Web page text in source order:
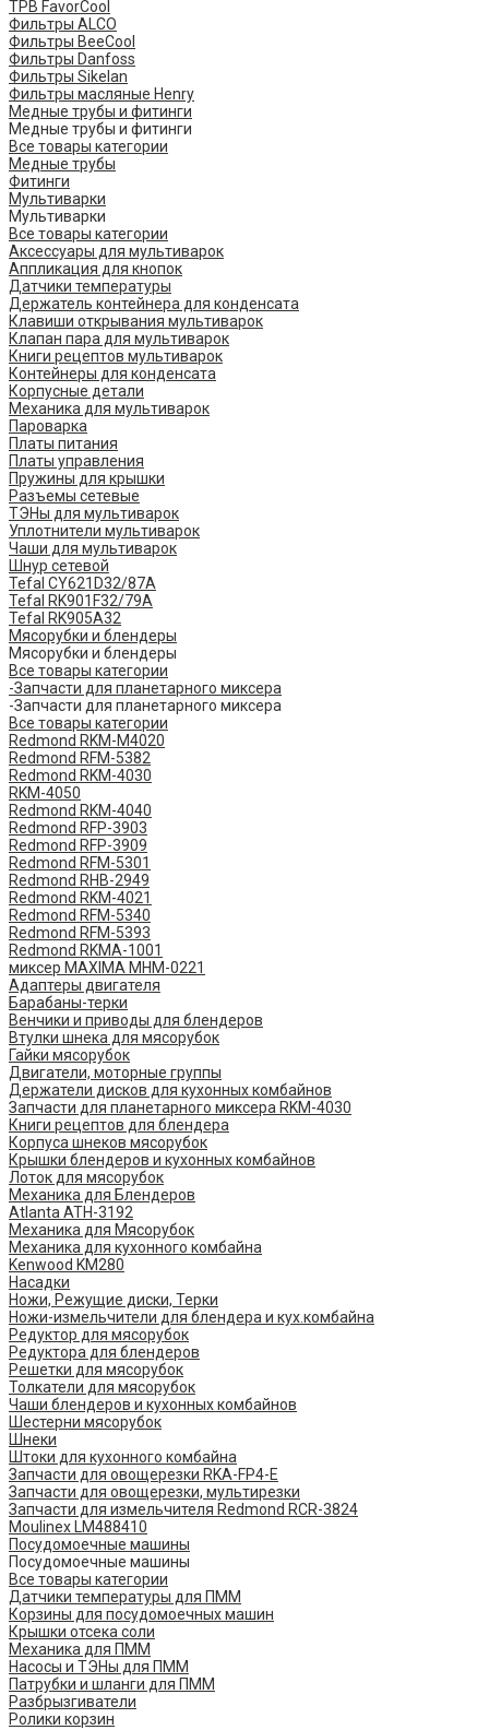
ТРВ FavorCool
Фильтры ALCO
Фильтры BeeCool
Фильтры Danfoss
Фильтры Sikelan
Фильтры масляные Henry
Медные трубы и фитинги
Медные трубы и фитинги
Все товары категории
Медные трубы
Фитинги
Мультиварки
Мультиварки
Все товары категории
Аксессуары для мультиварок
Аппликация для кнопок
Датчики температуры
Держатель контейнера для конденсата
Клавиши открывания мультиварок
Клапан пара для мультиварок
Книги рецептов мультиварок
Контейнеры для конденсата
Корпусные детали
Механика для мультиварок
Пароварка
Платы питания
Платы управления
Пружины для крышки
Разъемы сетевые
ТЭНы для мультиварок
Уплотнители мультиварок
Чаши для мультиварок
Шнур сетевой
Tefal CY621D32/87A
Tefal RK901F32/79A
Tefal RK905A32
Мясорубки и блендеры
Мясорубки и блендеры
Все товары категории
-Запчасти для планетарного миксера
-Запчасти для планетарного миксера
Все товары категории
Redmond RKM-M4020
Redmond RFM-5382
Redmond RKM-4030
RKM-4050
Redmond RKM-4040
Redmond RFP-3903
Redmond RFP-3909
Redmond RFM-5301
Redmond RHB-2949
Redmond RKM-4021
Redmond RFM-5340
Redmond RFM-5393
Redmond RKMA-1001
миксер MAXIMA MHM-0221
Адаптеры двигателя
Барабаны-терки
Венчики и приводы для блендеров
Втулки шнека для мясорубок
Гайки мясорубок
Двигатели, моторные группы
Держатели дисков для кухонных комбайнов
Запчасти для планетарного миксера RKM-4030
Книги рецептов для блендера
Корпуса шнеков мясорубок
Крышки блендеров и кухонных комбайнов
Лоток для мясорубок
Механика для Блендеров
Atlanta ATH-3192
Механика для Мясорубок
Механика для кухонного комбайна
Kenwood KM280
Насадки
Ножи, Режущие диски, Терки
Ножи-измельчители для блендера и кух.комбайна
Редуктор для мясорубок
Редуктора для блендеров
Решетки для мясорубок
Толкатели для мясорубок
Чаши блендеров и кухонных комбайнов
Шестерни мясорубок
Шнеки
Штоки для кухонного комбайна
Запчасти для овощерезки RKA-FP4-E
Запчасти для овощерезки, мультирезки
Запчасти для измельчителя Redmond RCR-3824
Moulinex LM488410
Посудомоечные машины
Посудомоечные машины
Все товары категории
Датчики температуры для ПММ
Корзины для посудомоечных машин
Крышки отсека соли
Механика для ПММ
Насосы и ТЭНы для ПММ
Патрубки и шланги для ПММ
Разбрызгиватели
Ролики корзин